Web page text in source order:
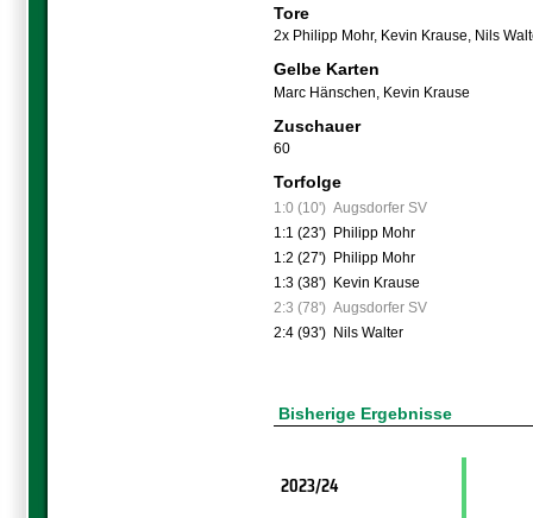
Tore
2x Philipp Mohr, Kevin Krause, Nils
Gelbe Karten
Marc Hänschen Kevin Krause
Zuschauer
60
Torfolge
1:0 (10') Augsdorfer SV
1:1 (23') Philipp Mohr
1:2 (27') Philipp Mohr
1:3 (38') Kevin Krause
2:3 (78') Augsdorfer SV
2:4 (93') Nils Walter
Bisherige Ergebnisse
2023/24